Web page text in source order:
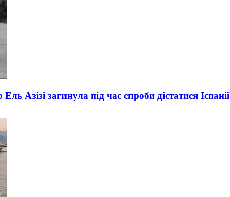
Азізі загинула під час спроби дістатися Іспанії